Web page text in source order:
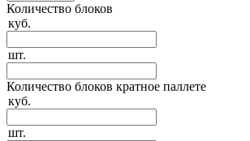
Количество блоков
куб.
шт.
Количество блоков кратное паллете
куб.
шт.